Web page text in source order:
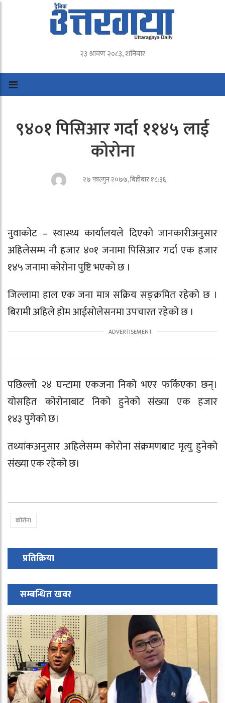
२३ श्रावण २०८३, शनिबार
९४०१ पिसिआर गर्दा ११४५ लाई
कोरोना
२७ फाल्गुन २०७७, बिहीबार १८:३६
नुवाकोट – स्वास्थ्य कार्यालयले दिएको जानकारीअनुसार
अहिलेसम्म नौ हजार ४०१ जनामा पिसिआर गर्दा एक हजार
१४५ जनामा कोरोना पुष्टि भएको छ ।
जिल्लामा हाल एक जना मात्र सक्रिय सङ्क्रमित रहेको छ ।
बिरामी अहिले होम आईसोलेसनमा उपचारत रहेको छ ।
पछिल्लो २४ घन्टामा एकजना निको भएर फर्किएका छन्।
योसहित कोरोनाबाट निको हुनेको संख्या एक हजार
१४३ पुगेको छ।
तथ्यांकअनुसार अहिलेसम्म कोरोना संक्रमणबाट मृत्यु हुनेको
संख्या एक रहेको छ।
कोरोना
प्रतिक्रिया
सम्बन्धित खवर